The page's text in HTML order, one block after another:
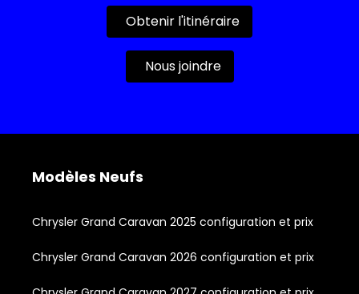
Obtenir l'itinéraire
Nous joindre
Modèles Neufs
Chrysler Grand Caravan 2025 configuration et prix
Chrysler Grand Caravan 2026 configuration et prix